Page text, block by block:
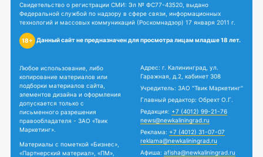
Свидетельство о регистрации СМИ: Эл № ФС77-43520, выдано
Федеральной службой по надзору в сфере связи, информационных
технологий и массовых коммуникаций (Роскомнадзор) 17 января 2011 г.
18+ Данный сайт не предназначен для просмотра лицам младше 18 лет.
Любое использование, либо
копирование материалов или
подборки материалов сайта,
элементов дизайна и оформления
допускается только с
письменного разрешения
правообладателя - ЗАО «Твик
Маркетинг».
Материалы с пометкой «Бизнес»,
«Партнерский материал», «ПМ»,
Адрес: г. Калининград, ул.
Гаражная, д.2, кабинет 308
Учредитель: ЗАО "Твик Маркетинг"
Главный редактор: Обрехт О.Г.
Редакция: +7 (4012) 99-21-76
news@newkaliningrad.ru
Реклама: +7 (4012) 31-07-07
reklama@newkaliningrad.ru
Афиша: afisha@newkaliningrad.ru